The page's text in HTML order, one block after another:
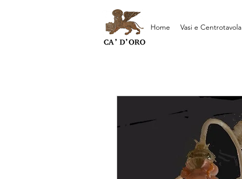
Home Vasi e Centrotavola